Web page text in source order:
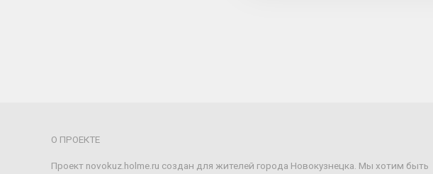
О ПРОЕКТЕ
Проект novokuz.holme.ru создан для жителей города Новокузнецка. Мы хотим быть